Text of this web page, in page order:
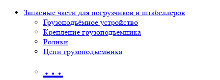
Запасные части для погрузчиков и штабеллеров
Грузоподъёмное устройство
Крепление грузоподъемника
Ролики
Цепи грузоподъёмника
…